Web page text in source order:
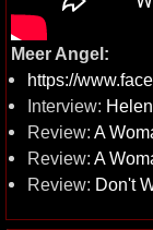
Meer Angel:
https://
Interview:
Review: A
Review: A
Review: Don't